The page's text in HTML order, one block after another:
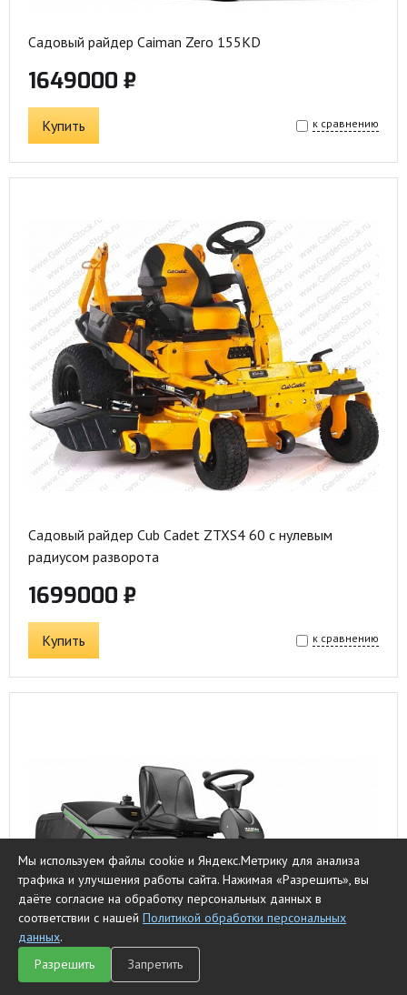
Садовый райдер Caiman Zero 155KD
1649000 ₽
Купить к сравнению
Садовый райдер Cub Cadet ZTXS4 60 с нулевым
радиусом разворота
1699000 ₽
Купить к сравнению
Главная Каталог Чат
Мы используем файлы cookie и Яндекс.Метрику для анализа
трафика и улучшения работы сайта. Нажимая «Разрешить», вы
даёте согласие на обработку персональных данных в
соответствии с нашей Политикой обработки персональных
данных.
Разрешить
Запретить